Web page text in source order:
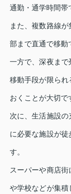
通勤・通学時間帯
また、複数路線
部まで直通で移動
一方で、深夜まで
移動手段が限られ
おくことが大切で
次に、生活施設
に必要な施設が
す。
スーパーや商店
や学校などが集積